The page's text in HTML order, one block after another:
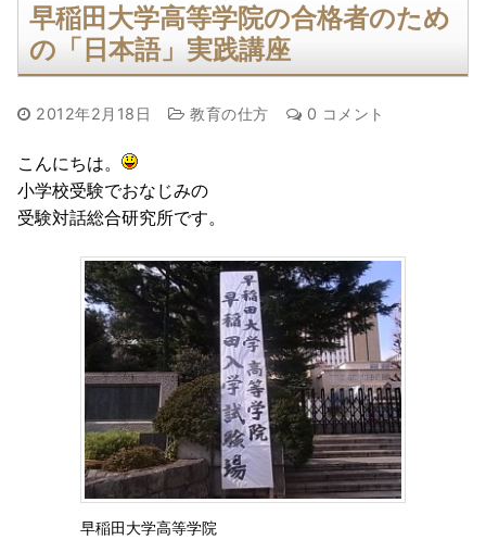
早稲田大学高等学院の合格者のため
の「日本語」実践講座
2012年2月18日 教育の仕方 0 コメント
こんにちは。
小学校受験でおなじみの
受験対話総合研究所です。
早稲田大学高等学院